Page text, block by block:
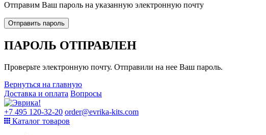
Отправим Ваш пароль на указанную электронную почту
Отправить пароль
ПАРОЛЬ ОТПРАВЛЕН
Проверьте электронную почту. Отправили на нее Ваш пароль.
Вернуться на главную
Доставка и оплата Вопросы
+7 495 120-32-20 order@evrika-kits.com
Каталог товаров